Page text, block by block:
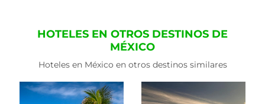
HOTELES EN OTROS DESTINOS DE
MÉXICO
Hoteles en México en otros destinos similares